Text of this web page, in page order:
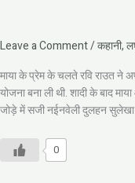
Leave a Comment/कहानी,
माया के प्रेम के चलते रवि राउत ने
योजना बना ली थी. शादी के बाद
जोड़े में सजी नईनवेली दुलहन सुलेखा
0